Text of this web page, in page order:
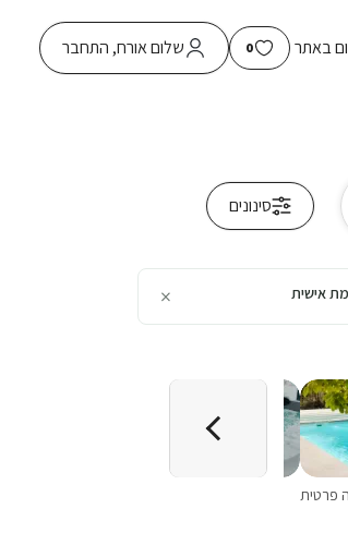
באתר 0 שלום אורח, התחבר
סינונים
אישית ×
פרטית